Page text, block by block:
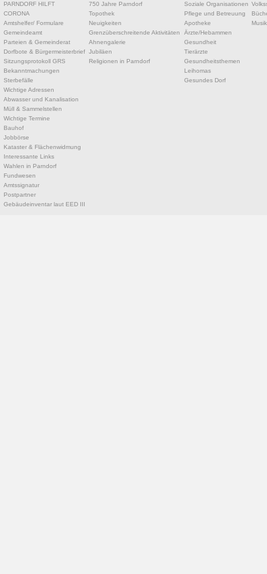
PARNDORF HILFT
CORONA
Amtshelfer/ Formulare
Gemeindeamt
Parteien & Gemeinderat
Dorfbote & Bürgermeisterbrief
Sitzungsprotokoll GRS
Bekanntmachungen
Sterbefälle
Wichtige Adressen
Abwasser und Kanalisation
Müll & Sammelstellen
Wichtige Termine
Bauhof
Jobbörse
Kataster & Flächenwidmung
Interessante Links
Wahlen in Parndorf
Fundwesen
Amtssignatur
Postpartner
Gebäudeinventar laut EED III
750 Jahre Parndorf
Topothek
Neuigkeiten
Grenzüberschreitende Aktivitäten
Ahnengalerie
Jubiläen
Religionen in Parndorf
Soziale Organisationen
Pflege und Betreuung
Apotheke
Ärzte/Hebammen
Gesundheit
Tierärzte
Gesundheitsthemen
Leihomas
Gesundes Dorf